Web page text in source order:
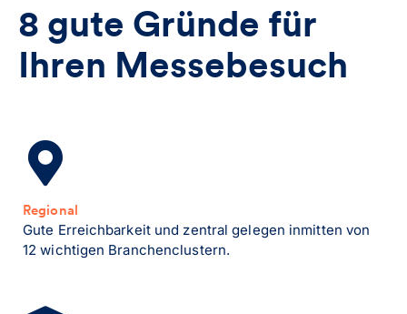
8 gute Gründe für
Ihren Messebesuch
Regional
Gute Erreichbarkeit und zentral gelegen inmitten von
12 wichtigen Branchenclustern.